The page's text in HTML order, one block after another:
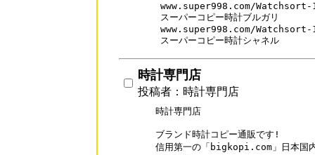
www.super998.com/
スーパーコピー時計ブルガリ
www.super998.com/
時計専門店
投稿者：時計専門店
時計専門店
ブランド時計コピー通販です!
信用第一の「bigkopi.com」日本国